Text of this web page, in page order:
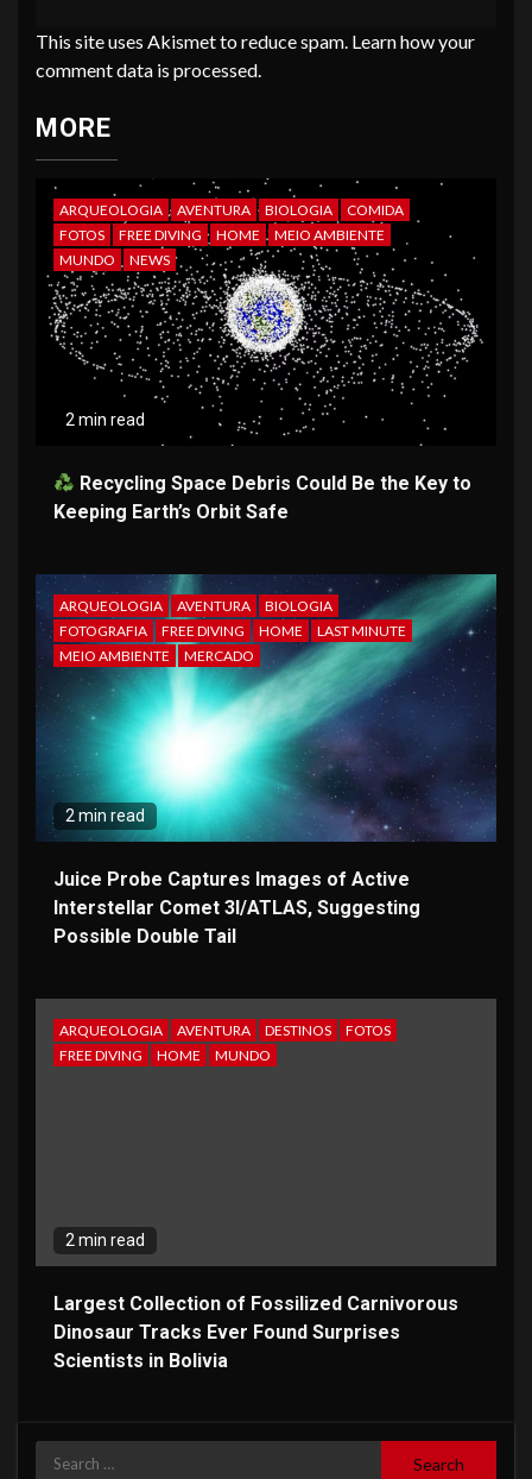
This site uses Akismet to reduce spam. Learn how your
comment data is processed.
MORE
ARQUEOLOGIA AVENTURA BIOLOGIA
COMIDA
FOTOS
FREE DIVING HOME
MEIO AMBIENTE
MUNDO
NEWS
2 min read
Recycling Space Debris Could Be the Key to
Keeping Earth’s Orbit Safe
ARQUEOLOGIA AVENTURA
BIOLOGIA
FOTOGRAFIA
FREE DIVING HOME
LAST MINUTE
MEIO AMBIENTE
MERCADO
2 min read
Juice Probe Captures Images of Active
Interstellar Comet 3I/ATLAS, Suggesting
Possible Double Tail
ARQUEOLOGIA AVENTURA DESTINOS
FOTOS
FREE DIVING
HOME MUNDO
2 min read
Largest Collection of Fossilized Carnivorous
Dinosaur Tracks Ever Found Surprises
Scientists in Bolivia
Search